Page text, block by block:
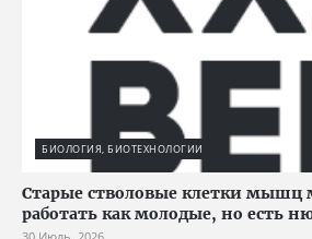
БИОЛОГИЯ, БИОТЕХНОЛОГИИ
Старые стволовые клетки мышц
работать как молодые, но есть